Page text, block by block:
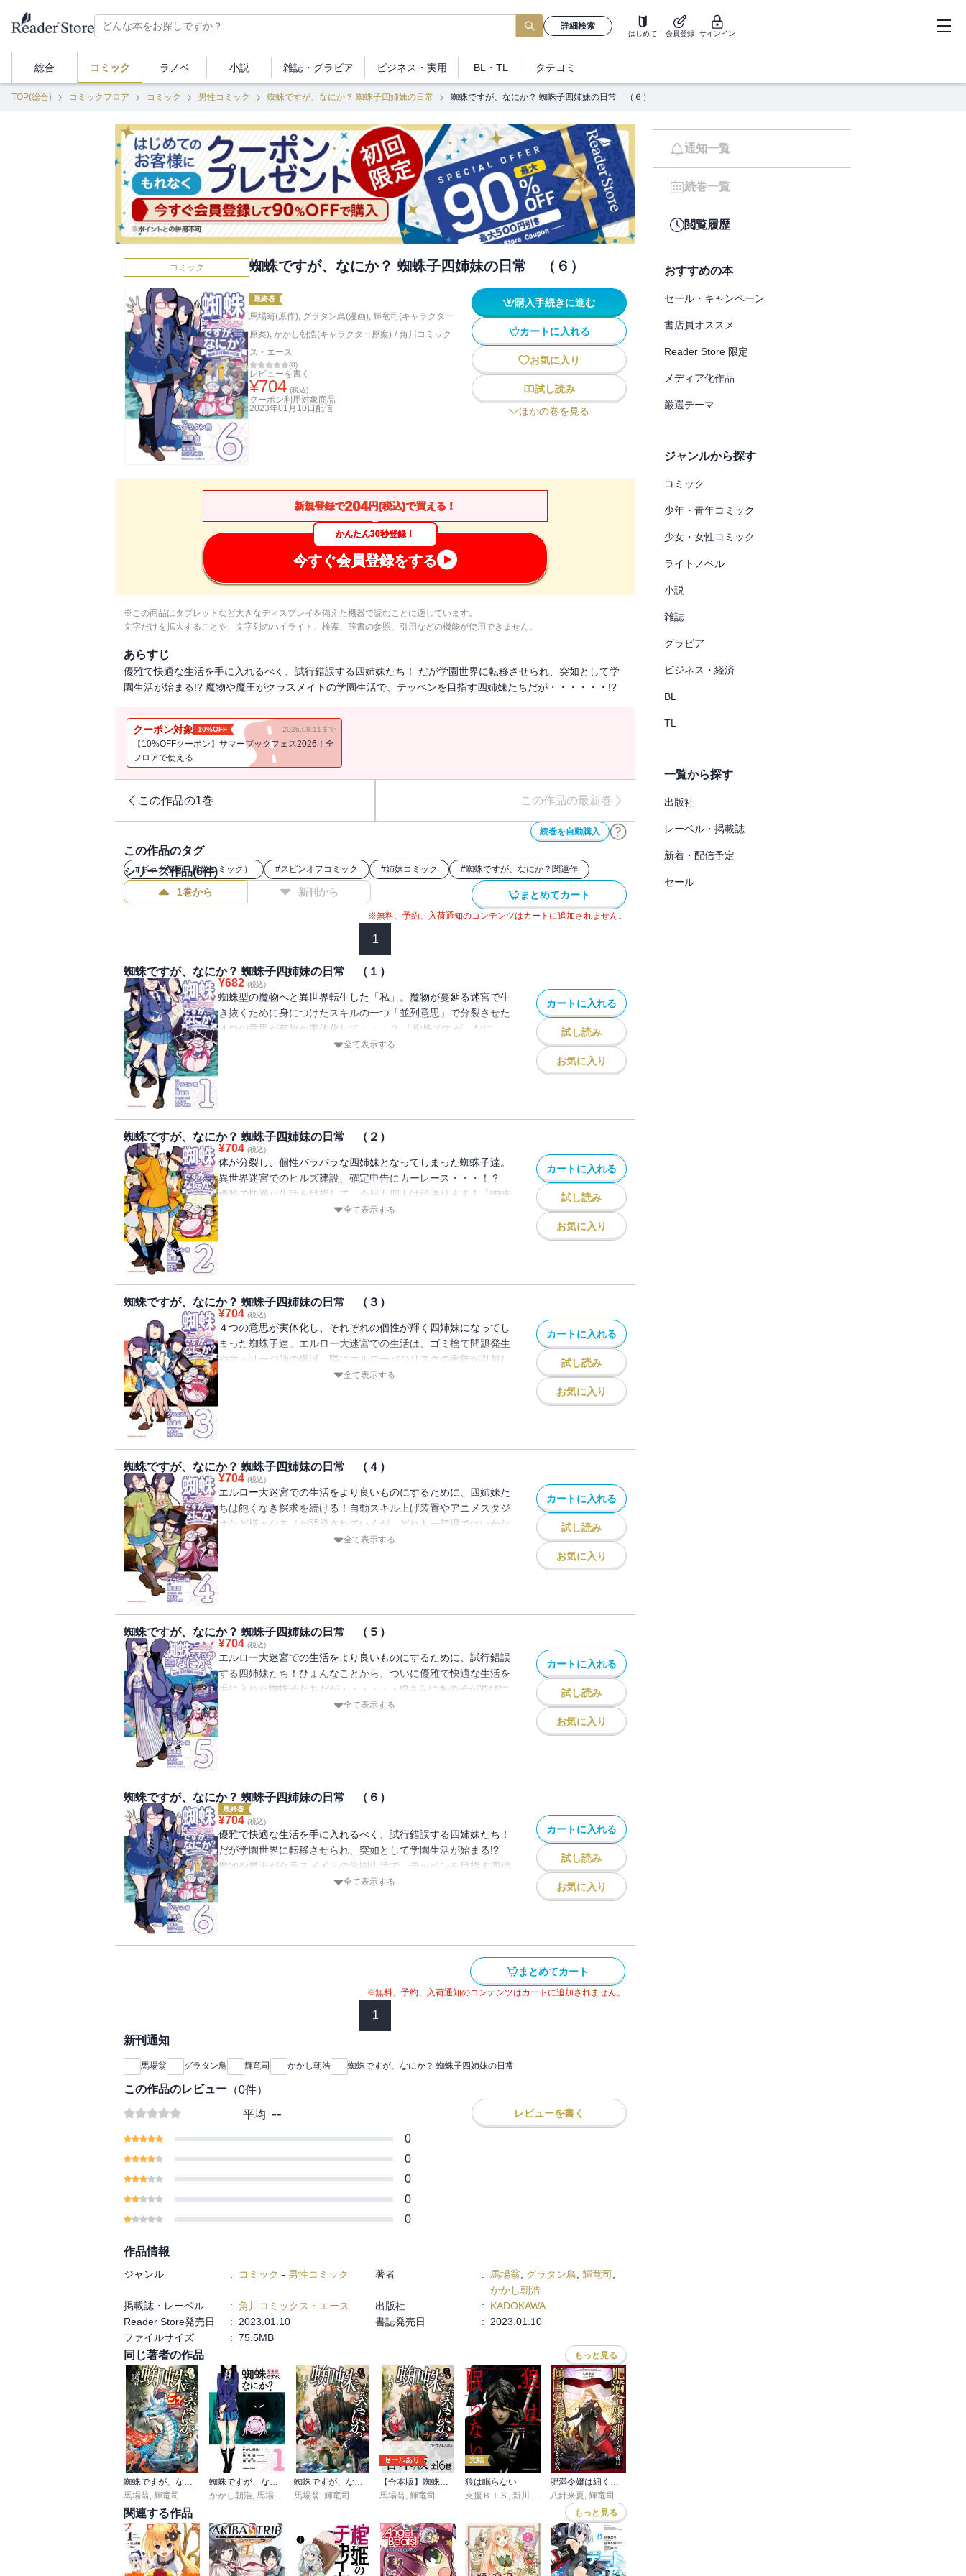
詳細検索
はじめて 会員登録 サインイン
総合 コミック ラノベ 小説 雑誌・ グラビア ビジネス ・実用 BL・TL タテヨミ
TOP(総合) コミックフロア コミック 男性コミック 蜘蛛ですが、なにか？ 蜘蛛子四姉妹の日常 蜘蛛ですが、なにか？ 蜘蛛子四姉妹の日常 （６）
コミック 蜘蛛ですが、なにか？ 蜘蛛子四姉妹の日常 （６）
最終巻
馬場翁(原作), グラタン鳥(漫画), 輝竜司(キャラクター
原案), かかし朝浩(キャラクター原案) / 角川コミック
ス・エース
(0)
レビューを書く
¥704 (税込)
クーポン利用対象商品
2023年01月10日 配信
購入手続きに進む
カートに入れる
お気に入り
試し読み
ほかの巻を見る
新規登録で204円(税込)で買える！
かんたん30秒登録！
今すぐ会員登録をする
※この商品はタブレットなど大きなディスプレイを備えた機器で読むことに適しています。
文字だけを拡大することや、文字列のハイライト、検索、辞書の参照、引用などの機能が使用できません。
あらすじ
優雅で快適な生活を手に入れるべく、試行錯誤する四姉妹たち！ だが学園世界に転移させられ、突如として学
園生活が始まる!? 魔物や魔王がクラスメイトの学園生活で、テッペンを目指す四姉妹たちだが・・・・・・!?
クーポン対象 10%OFF 2026.08.11まで
【10%OFFクーポン】サマーブックフェス2026！全
フロアで使える
この作品の1巻 この作品の最新巻
続巻を自動購入
この作品のタグ
#ギャグ漫画（男性コミック） #スピンオフコミック #姉妹コミック #蜘蛛ですが、なにか？関連作
シリーズ作品(6件)
1巻から 新刊から まとめてカート
※無料、予約、入荷通知のコンテンツはカートに追加されません。
1
蜘蛛ですが、なにか？ 蜘蛛子四姉妹の日常 （１）
¥682 (税込)
蜘蛛型の魔物へと異世界転生した「私」。魔物が蔓延る迷宮で生
き抜くために身につけたスキルの一つ「並列意思」で分裂させた
４つの意思が何故か実体化して・・・？ 「蜘蛛ですが、なに
か？」公式ギャグスピンオフ！全て表示する
カートに入れる
試し読み
お気に入り
蜘蛛ですが、なにか？ 蜘蛛子四姉妹の日常 （２）
¥704 (税込)
体が分裂し、個性バラバラな四姉妹となってしまった蜘蛛子達。
異世界迷宮でのヒルズ建設、確定申告にカーレース・・・！？
優雅で快適な生活を目指して、今日も四人は頑張ります！「蜘蛛
ですが、なにか？」公式ギャグスピンオフ！
全て表示する
カートに入れる
試し読み
お気に入り
蜘蛛ですが、なにか？ 蜘蛛子四姉妹の日常 （３）
¥704 (税込)
４つの意思が実体化し、それぞれの個性が輝く四姉妹になってし
まった蜘蛛子達。エルロー大迷宮での生活は、ゴミ捨て問題発生
やマッサージ師の爆誕、隣にエルローバジリスクの家族が引越し
てきたりと話題が尽きません！ さらに電気が通ることになり!?
全て表示する
カートに入れる
試し読み
お気に入り
蜘蛛ですが、なにか？ 蜘蛛子四姉妹の日常 （４）
¥704 (税込)
エルロー大迷宮での生活をより良いものにするために、四姉妹た
ちは飽くなき探求を続ける！自動スキル上げ装置やアニメスタジ
オなど様々なモノが開発されていくが、どれも一筋縄ではいかな
い!?「蜘蛛ですが、なにか？」公式ギャグスピンオフ第4巻！
全て表示する
カートに入れる
試し読み
お気に入り
蜘蛛ですが、なにか？ 蜘蛛子四姉妹の日常 （５）
¥704 (税込)
エルロー大迷宮での生活をより良いものにするために、試行錯誤
する四姉妹たち！ひょんなことから、ついに優雅で快適な生活を
手に入れた蜘蛛子たちだが・・・・・・!?さらにあの子が遊びに
来て――!?「蜘蛛ですが、なにか？」公式ギャグスピンオフ第5
全て表示する
カートに入れる
試し読み
お気に入り
蜘蛛ですが、なにか？ 蜘蛛子四姉妹の日常 （６）
最終巻
¥704 (税込)
優雅で快適な生活を手に入れるべく、試行錯誤する四姉妹たち！
だが学園世界に転移させられ、突如として学園生活が始まる!?
魔物や魔王がクラスメイトの学園生活で、テッペンを目指す四姉
妹たちだが・・・・・・!? 全て表示する
カートに入れる
試し読み
お気に入り
まとめてカート
※無料、予約、入荷通知のコンテンツはカートに追加されません。
1
新刊通知
馬場翁 グラタン鳥 輝竜司 かかし朝浩 蜘蛛ですが、なにか？ 蜘蛛子四姉妹の日常
この作品のレビュー （0件）
平均 -- レビューを書く
0
0
0
0
0
作品情報
ジャンル : コミック - 男性コミック 著者 : 馬場翁 グラタン鳥 輝竜司
かかし朝浩
掲載誌・レーベル
: 角川コミックス・エース 出版社 :
KADOKAWA
Reader Store発売日
: 2023.01.10 書誌発売日 :
2023.01.10
ファイルサイズ
: 75.5MB
同じ著者の作品 もっと見る
蜘蛛ですが、なにか？ Ｅｘ
馬場翁, 輝竜司
蜘蛛ですが、なにか？
かかし朝浩, 馬場翁 輝竜司
蜘蛛ですが、なにか？
馬場翁,輝竜司
セールあり
【合本版】蜘蛛ですが、なにか？
馬場翁, 輝竜司
完結
狼は眠らない
支援ＢＩＳ , 新川権兵衛 ,田ヶ喜一,かかし朝浩
肥満令嬢は細くなり、後は傾国の美女（物理）として生きるのみ
八針来夏,輝竜司
関連する作品 もっと見る
通知一覧
続巻一覧
閲覧履歴
おすすめの本
セール・キャンペーン
書店員オススメ
Reader Store 限定
メディア化作品
厳選テーマ
ジャンルから探す
コミック
少年・青年コミック
少女・女性コミック
ライトノベル
小説
雑誌
グラビア
ビジネス・経済
BL
TL
一覧から探す
出版社
レーベル・掲載誌
新着・配信予定
セール